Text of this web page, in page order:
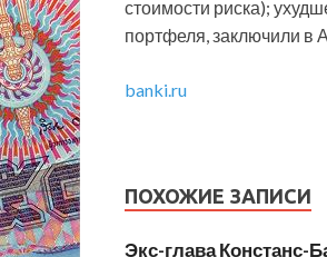
стоимости риска);
портфеля, заключили в
banki.ru
ПОХОЖИЕ ЗАПИСИ
Экс-глава Констанс-